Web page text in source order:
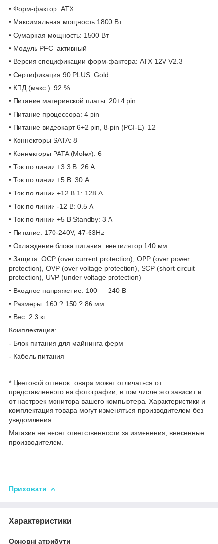
• Форм-фактор: ATX
• Максимальная мощность:1800 Вт
• Сумарная мощность: 1500 Вт
• Модуль PFC: активный
• Версия спецификации форм-фактора: ATX 12V V2.3
• Сертификация 90 PLUS: Gold
• КПД (макс.): 92 %
• Питание материнской платы: 20+4 pin
• Питание процессора: 4 pin
• Питание видеокарт 6+2 pin, 8-pin (PCI-E): 12
• Коннекторы SATA: 8
• Коннекторы PATA (Molex): 6
• Ток по линии +3.3 В: 26 А
• Ток по линии +5 В: 30 А
• Ток по линии +12 В 1: 128 А
• Ток по линии -12 В: 0.5 А
• Ток по линии +5 В Standby: 3 А
• Питание: 170-240V, 47-63Hz
• Охлаждение блока питания: вентилятор 140 мм
• Защита: OCP (over current protection), OPP (over power
protection), OVP (over voltage protection), SCP (short circuit
protection), UVP (under voltage protection)
• Входное напряжение: 100 — 240 В
• Размеры: 160 ? 150 ? 86 мм
• Вес: 2.3 кг
Комплектация:
- Блок питания для майнинга ферм
- Кабель питания
* Цветовой оттенок товара может отличаться от
представленного на фотографии, в том числе это зависит и
от настроек монитора вашего компьютера. Характеристики и
комплектация товара могут изменяться производителем без
уведомления.
Магазин не несет ответственности за изменения, внесенные
производителем.
Приховати
Характеристики
Основні атрибути